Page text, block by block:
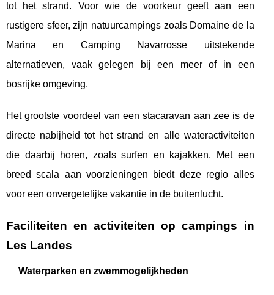
tot het strand. Voor wie de voorkeur geeft aan een
rustigere sfeer, zijn natuurcampings zoals Domaine de la
Marina en Camping Navarrosse uitstekende
alternatieven, vaak gelegen bij een meer of in een
bosrijke omgeving.
Het grootste voordeel van een stacaravan aan zee is de
directe nabijheid tot het strand en alle wateractiviteiten
die daarbij horen, zoals surfen en kajakken. Met een
breed scala aan voorzieningen biedt deze regio alles
voor een onvergetelijke vakantie in de buitenlucht.
Faciliteiten en activiteiten op campings in
Les Landes
Waterparken en zwemmogelijkheden